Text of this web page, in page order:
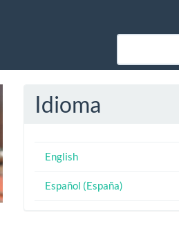
Idioma
English
Español (España)